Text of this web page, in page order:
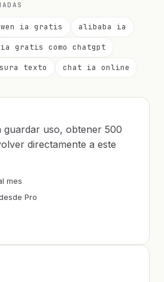
ia gratis
alibaba ia
ia gratis como chatgpt
texto
chat ia online
guardar uso, obtener 500
directamente a este
mes
Pro